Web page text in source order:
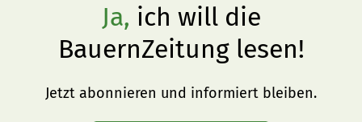
Ja, ich will die
BauernZeitung lesen!
Jetzt abonnieren und informiert bleiben.